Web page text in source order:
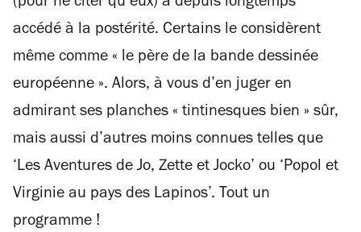
accédé à la postérité. Certains le considèrent
même comme « le père de la bande dessinée
européenne ». Alors, à vous d’en juger en
admirant ses planches « tintinesques bien » sûr,
mais aussi d’autres moins connues telles que
‘Les Aventures de Jo, Zette et Jocko’ ou ‘Popol et
Virginie au pays des Lapinos’. Tout un
programme !